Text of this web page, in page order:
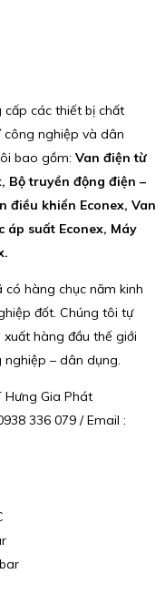
cấp các thiết bị chất
công nghiệp và dân
bao gồm: Van điện từ
Bộ truyền động điện –
điều khiển Econex, Van
áp suất Econex, Máy
hàng chục năm kinh
đốt. Chúng tôi tự
hàng đầu thế giới
– dân dụng.
Hưng Gia Phát
336 079 / Email :